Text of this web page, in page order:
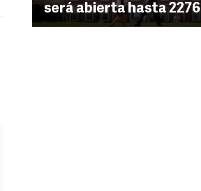
será abierta hasta 2276